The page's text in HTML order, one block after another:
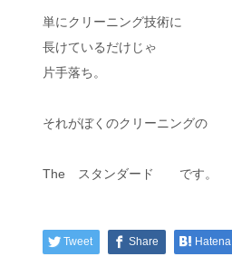
単にクリーニング技術に
長けているだけじゃ
片手落ち。
それがぼくのクリーニングの
The スタンダード です。
Tweet Share Hatena